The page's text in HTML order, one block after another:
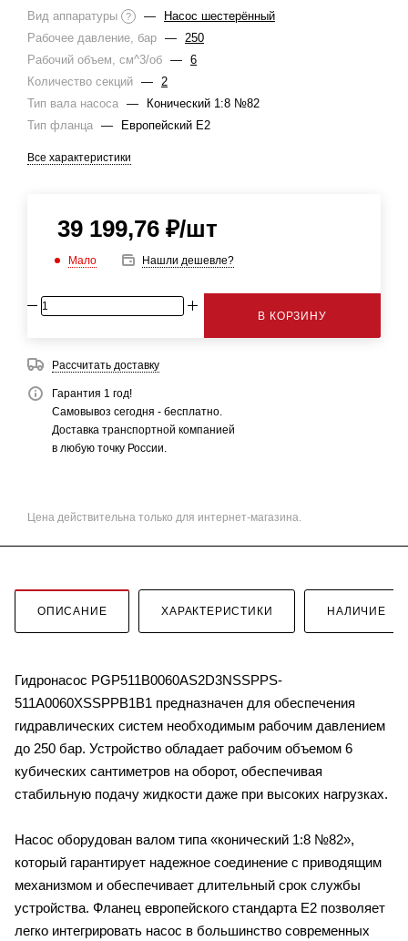
Вид аппаратуры ? —
Насос шестерённый
Рабочее давление, бар — 250
Рабочий объем, см^3/об — 6
Количество секций — 2
Тип вала насоса —
Конический 1:8 №82
Тип фланца — Европейский E2
Все характеристики
39 199,76 ₽/шт
Мало Нашли дешевле?
В КОРЗИНУ
Рассчитать доставку
Гарантия 1 год!
Самовывоз сегодня - бесплатно.
Доставка транспортной компанией
в любую точку России.
Цена действительна только для интернет-магазина.
ОПИСАНИЕ ХАРАКТЕРИСТИКИ НАЛИЧИЕ
Гидронасос PGP511B0060AS2D3NSSPPS-
511A0060XSSPPB1B1 предназначен для обеспечения
гидравлических систем необходимым рабочим давлением
до 250 бар. Устройство обладает рабочим объемом 6
кубических сантиметров на оборот, обеспечивая
стабильную подачу жидкости даже при высоких нагрузках.
Насос оборудован валом типа «конический 1:8 №82»,
который гарантирует надежное соединение с приводящим
механизмом и обеспечивает длительный срок службы
устройства. Фланец европейского стандарта E2 позволяет
легко интегрировать насос в большинство современных